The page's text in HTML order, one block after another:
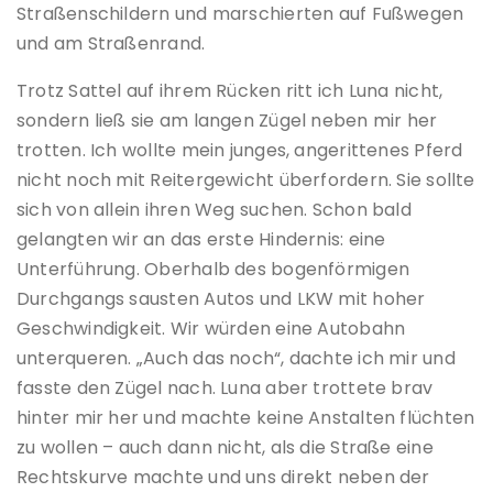
Straßenschildern und marschierten auf Fußwegen
und am Straßenrand.
Trotz Sattel auf ihrem Rücken ritt ich Luna nicht,
sondern ließ sie am langen Zügel neben mir her
trotten. Ich wollte mein junges, angerittenes Pferd
nicht noch mit Reitergewicht überfordern. Sie sollte
sich von allein ihren Weg suchen. Schon bald
gelangten wir an das erste Hindernis: eine
Unterführung. Oberhalb des bogenförmigen
Durchgangs sausten Autos und LKW mit hoher
Geschwindigkeit. Wir würden eine Autobahn
unterqueren. „Auch das noch“, dachte ich mir und
fasste den Zügel nach. Luna aber trottete brav
hinter mir her und machte keine Anstalten flüchten
zu wollen – auch dann nicht, als die Straße eine
Rechtskurve machte und uns direkt neben der